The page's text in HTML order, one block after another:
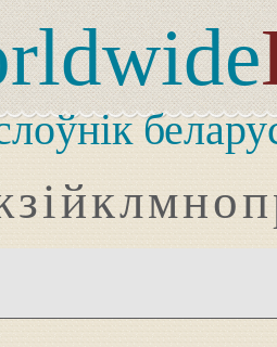
зійклмноп